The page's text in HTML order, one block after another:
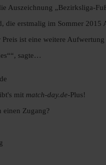
Auszeichnung „Bezirksliga-
die erstmalig im Sommer 2015
Preis ist eine weitere
sagte…
mit match-day.de-Plus!
einen Zugang?